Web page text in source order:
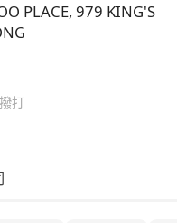
PLACE, 979 KING'S
打